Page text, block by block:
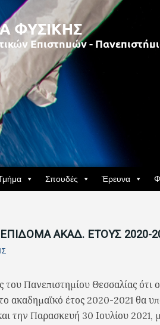
Σπουδές Έρευνα
ΑΚΑΔ. ΕΤΟΥΣ 2020-
Πανεπιστημίου Θεσσαλίας ότι
ακαδημαϊκό έτος 2020-2021 θα
την Παρασκευή 30 Ιουλίου 2021,